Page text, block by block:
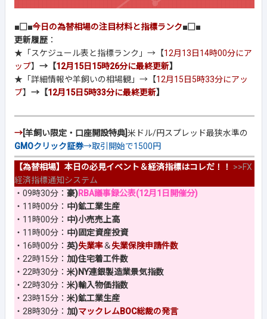
■□■今日の為替相場の注目材料と指標ランク■□■
更新履歴 ：
★「スケジュール表と指標ランク」→【12月13日14時00分にア
ップ】 →【12月15日15時26分に最終更新】
★「詳細情報や羊飼いの相場観」→【12月15日5時33分にアッ
プ】 →【12月15日5時33分に最終更新】
→[羊飼い限定・口座開設特典]米ドル/円スプレッド最狭水準の
GMOクリック証券→取引開始で1500円
【為替相場】本日の必見イベント＆経済指標はコレだ！！ >>FX
経済指標通知システム
・09時30分： 豪)RBA議事録公表(12月1日開催分)
・11時00分： 中)鉱工業生産
・11時00分： 中)小売売上高
・11時00分： 中)固定資産投資
・16時00分： 英)失業率＆失業保険申請件数
・22時15分： 加)住宅着工件数
・22時30分： 米)NY連銀製造業景気指数
・22時30分： 米)輸入物価指数
・23時15分： 米)鉱工業生産
・28時30分： 加)マックレムBOC総裁の発言